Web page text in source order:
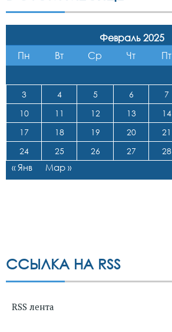
Февраль 2025
Пн
Вт Ср Чт Пт
3
4 5 6 7
10
11 12 13 14
17
18 19 20 21
24
25 26 27 28
« Янв Мар »
ССЫЛКА НА RSS
RSS лента